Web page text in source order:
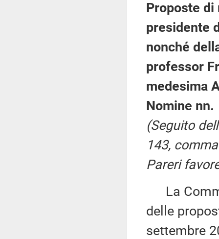
Proposte di
presidente
nonché
professor
medesima
Nomine
(Seguito
143,
Pareri
La
delle
settembre